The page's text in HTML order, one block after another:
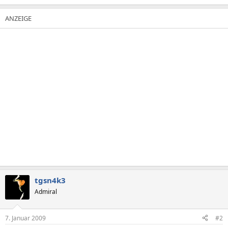
tgsn4k3
Admiral
7. Januar 2009 #2